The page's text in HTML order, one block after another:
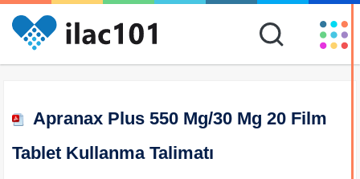
Apranax Plus 550 Mg/30 Mg 20 Film
Tablet Kullanma Talimatı